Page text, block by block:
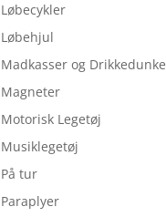
Løbecykler
Løbehjul
Madkasser og Drikkedunke
Magneter
Motorisk Legetøj
Musiklegetøj
På tur
Paraplyer